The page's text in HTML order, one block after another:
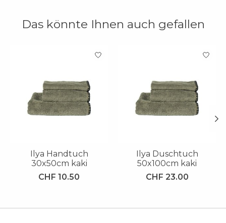
Das könnte Ihnen auch gefallen
Produkt-Karussell-Artikel
Ilya Handtuch
30x50cm kaki
CHF 10.50
Ilya Duschtuch
50x100cm kaki
CHF 23.00